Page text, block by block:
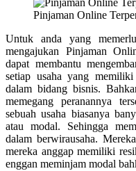
Pinjaman Online
Untuk anda yang
mengajukan Pinjaman
dapat membantu
setiap usaha yang
dalam bidang bisnis.
memegang peranannya
sebuah usaha biasanya
atau modal. Sehingga
dalam berwirausaha.
mereka anggap memiliki
enggan meminjam modal